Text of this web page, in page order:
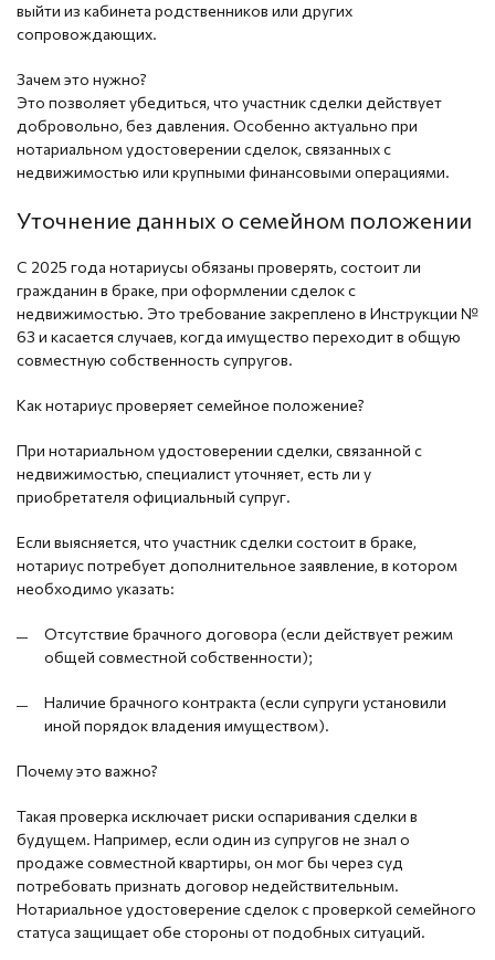
выйти из кабинета родственников или других
сопровождающих.
Зачем это нужно?
Это позволяет убедиться, что участник сделки действует
добровольно, без давления. Особенно актуально при
нотариальном удостоверении сделок, связанных с
недвижимостью или крупными финансовыми операциями.
Уточнение данных о семейном положении
С 2025 года нотариусы обязаны проверять, состоит ли
гражданин в браке, при оформлении сделок с
недвижимостью. Это требование закреплено в Инструкции №
63 и касается случаев, когда имущество переходит в общую
совместную собственность супругов.
Как нотариус проверяет семейное положение?
При нотариальном удостоверении сделки, связанной с
недвижимостью, специалист уточняет, есть ли у
приобретателя официальный супруг.
Если выясняется, что участник сделки состоит в браке,
нотариус потребует дополнительное заявление, в котором
необходимо указать:
Отсутствие брачного договора (если действует режим
общей совместной собственности);
Наличие брачного контракта (если супруги установили
иной порядок владения имуществом).
Почему это важно?
Такая проверка исключает риски оспаривания сделки в
будущем. Например, если один из супругов не знал о
продаже совместной квартиры, он мог бы через суд
потребовать признать договор недействительным.
Нотариальное удостоверение сделок с проверкой семейного
статуса защищает обе стороны от подобных ситуаций.